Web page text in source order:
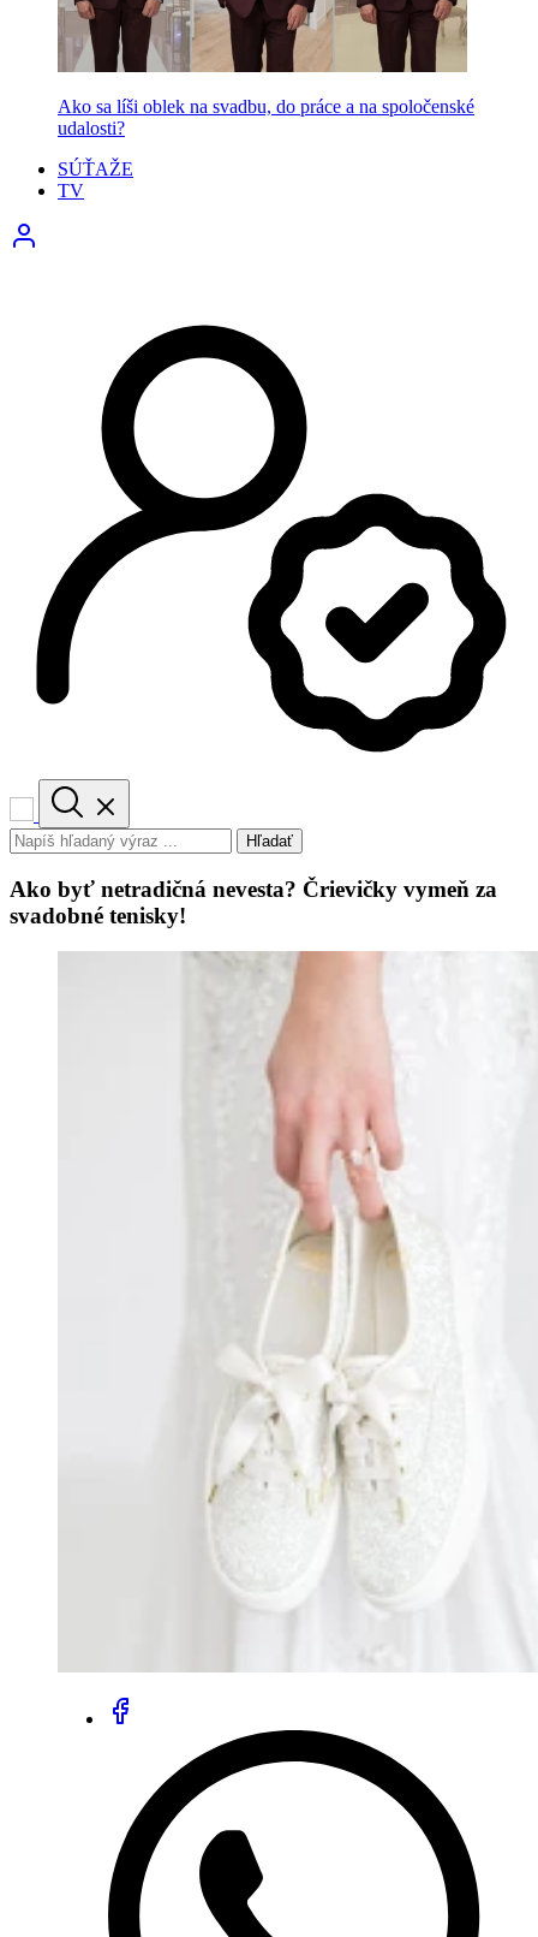
Ako sa líši oblek na svadbu, do práce a na spoločenské
udalosti?
SÚŤAŽE
TV
Hľadať
Ako byť netradičná nevesta? Črievičky vymeň za
svadobné tenisky!